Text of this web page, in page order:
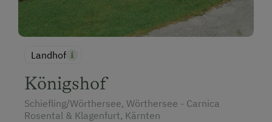
Landhof
Königshof
Schiefling/Wörthersee, Wörthersee - Carnica
Rosental & Klagenfurt, Kärnten